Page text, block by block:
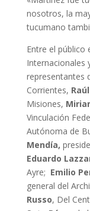
nosotros, la
tucumano
Entre el público
Internacionales
representantes
Corrientes,
Misiones,
Vinculación
Autónoma de
Mendía,
Eduardo
Ayre; Emilio
general del
Russo, Del